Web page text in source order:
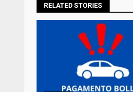
RELATED STORIES